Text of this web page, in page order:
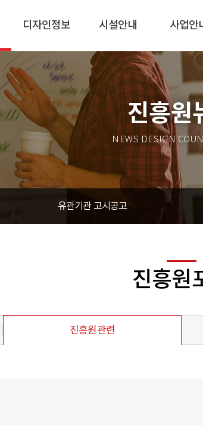
디자인정보 시설안내 사업안
진흥원
NEWS DESIGN
유관기관 고시공고
진흥원
진흥원관련